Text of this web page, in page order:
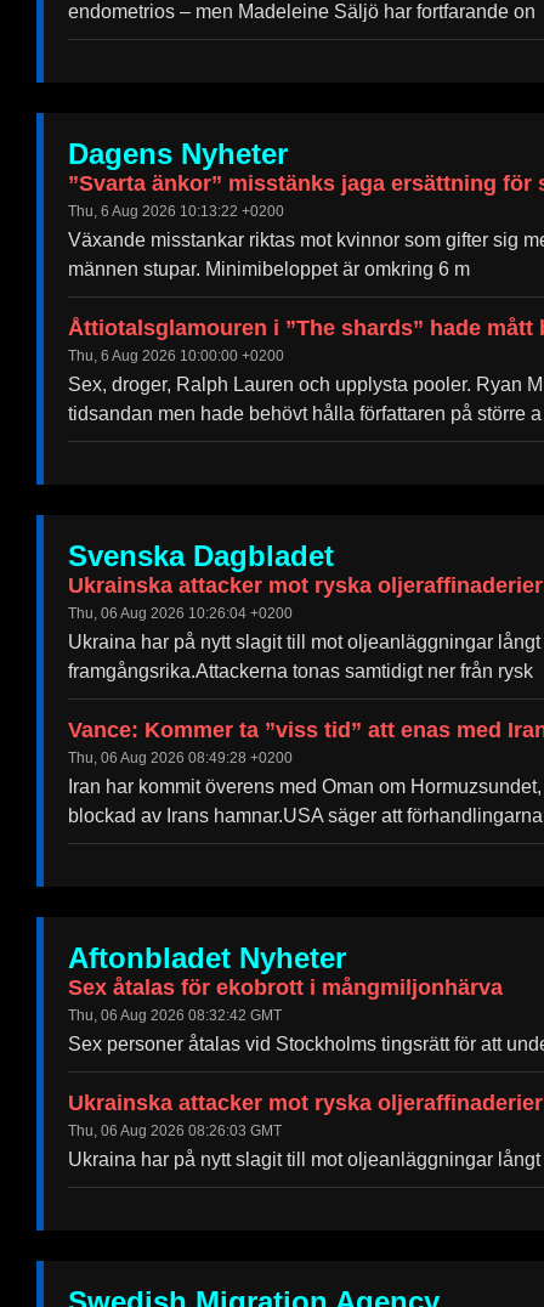
endometrios – men Madeleine Säljö har fortfarande on
Dagens Nyheter
”Svarta änkor” misstänks jaga ersättning för
Thu, 6 Aug 2026 10:13:22 +0200
Växande misstankar riktas mot kvinnor som gifter sig
männen stupar. Minimibeloppet är omkring 6 m
Åttiotalsglamouren i ”The shards” hade
Thu, 6 Aug 2026 10:00:00 +0200
Sex, droger, Ralph Lauren och upplysta pooler. Ryan
tidsandan men hade behövt hålla författaren på större a
Svenska Dagbladet
Ukrainska attacker mot ryska oljeraffinaderier
Thu, 06 Aug 2026 10:26:04 +0200
Ukraina har på nytt slagit till mot oljeanläggningar
framgångsrika.Attackerna tonas samtidigt ner från rysk
Vance: Kommer ta ”viss tid” att enas med
Thu, 06 Aug 2026 08:49:28 +0200
Iran har kommit överens med Oman om
blockad av Irans hamnar.USA säger att
Aftonbladet Nyheter
Sex åtalas för ekobrott i mångmiljonhärva
Thu, 06 Aug 2026 08:32:42 GMT
Sex personer åtalas vid Stockholms tingsrätt för att
Ukrainska attacker mot ryska oljeraffinaderier
Thu, 06 Aug 2026 08:26:03 GMT
Ukraina har på nytt slagit till mot oljeanläggningar